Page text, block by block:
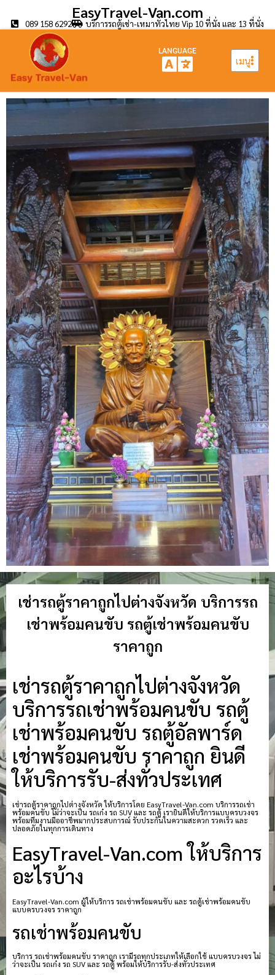
EasyTravel-Van.com
089 158 6292 บริการรถตู้เช่า-เหมาทั่วไทย Vip 10 ที่นั่ง และ 13 ที่นั่ง
เมนู
LANGUAGE
เช่ารถตู้ราคาถูกไปต่างจังหวัด บริการรถ
เช่าพร้อมคนขับ รถตู้เช่าพร้อมคนขับ
ราคาถูก
เช่ารถตู้ราคาถูกไปต่างจังหวัด
บริการรถเช่าพร้อมคนขับ รถตู้
เช่าพร้อมคนขับ รถตู้อัลพาร์ด
เช่าพร้อมคนขับ ราคาถูก ยินดี
ให้บริการรับ-ส่งทั่วประเทศ
เช่ารถตู้ราคาถูกไปต่างจังหวัด ให้บริการโดย EasyTravel-Van.com บริการรถเช่า
พร้อมคนขับ ไม่ว่าจะเป็น รถเก๋ง รถ SUV และ รถตู้ เรายินดีให้บริการแบบครบวงจร
พร้อมทีมงานมืออาชีพมากประสบการณ์ รับประกันในความสะดวก รวดเร็ว และ
ปลอดภัยในทุกการเดินทาง
EasyTravel-Van.com ให้บริการ
อะไรบ้าง
EasyTravel-Van.com ผู้ให้บริการ รถเช่าพร้อมคนขับ และ รถตู้เช่าพร้อมคนขับ
แบบครบวงจร ราคาถูก
รถเช่าพร้อมคนขับ
บริการ รถเช่าพร้อมคนขับ ราคาถูก เรามีรถทุกประเภทให้เลือกใช้ แบบครบวงจร ไม่
ว่าจะเป็น รถเก๋ง รถ SUV และ รถตู้ พร้อมให้บริการรับ-ส่งทั่วประเทศ